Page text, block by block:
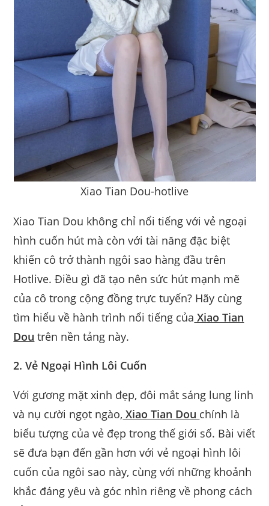
Xiao Tian Dou-hotlive
Xiao Tian Dou không chỉ nổi tiếng với vẻ ngoại
hình cuốn hút mà còn với tài năng đặc biệt
khiến cô trở thành ngôi sao hàng đầu trên
Hotlive. Điều gì đã tạo nên sức hút mạnh mẽ
của cô trong cộng đồng trực tuyến? Hãy cùng
tìm hiểu về hành trình nổi tiếng của Xiao Tian
Dou trên nền tảng này.
2. Vẻ Ngoại Hình Lôi Cuốn
Với gương mặt xinh đẹp, đôi mắt sáng lung linh
và nụ cười ngọt ngào, Xiao Tian Dou chính là
biểu tượng của vẻ đẹp trong thế giới số. Bài viết
sẽ đưa bạn đến gần hơn với vẻ ngoại hình lôi
cuốn của ngôi sao này, cùng với những khoảnh
khắc đáng yêu và góc nhìn riêng về phong cách